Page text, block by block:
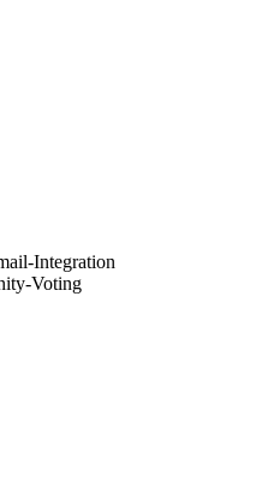
Integration
Voting